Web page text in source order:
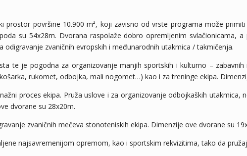
prostor površine 10.900 m², koji zavisno od vrste programa može
su 54x28m. Dvorana raspolaže dobro opremljenim svlačionicama,
odigravanje zvaničnih evropskih i međunarodnih utakmica / takmičenja.
te je pogodna za organizovanje manjih sportskih i kulturno –
rukomet, odbojka, mali nogomet…) kao i za treninge ekipa.
proces ekipa. Pruža uslove i za organizovanje odbojkaških utakmica,
dvorane su 28x20m.
zvaničnih mečeva stonoteniskih ekipa. Dimenzije ove dvorane su
najsavremenijom opremom, kao i sportskim rekvizitima, tako da